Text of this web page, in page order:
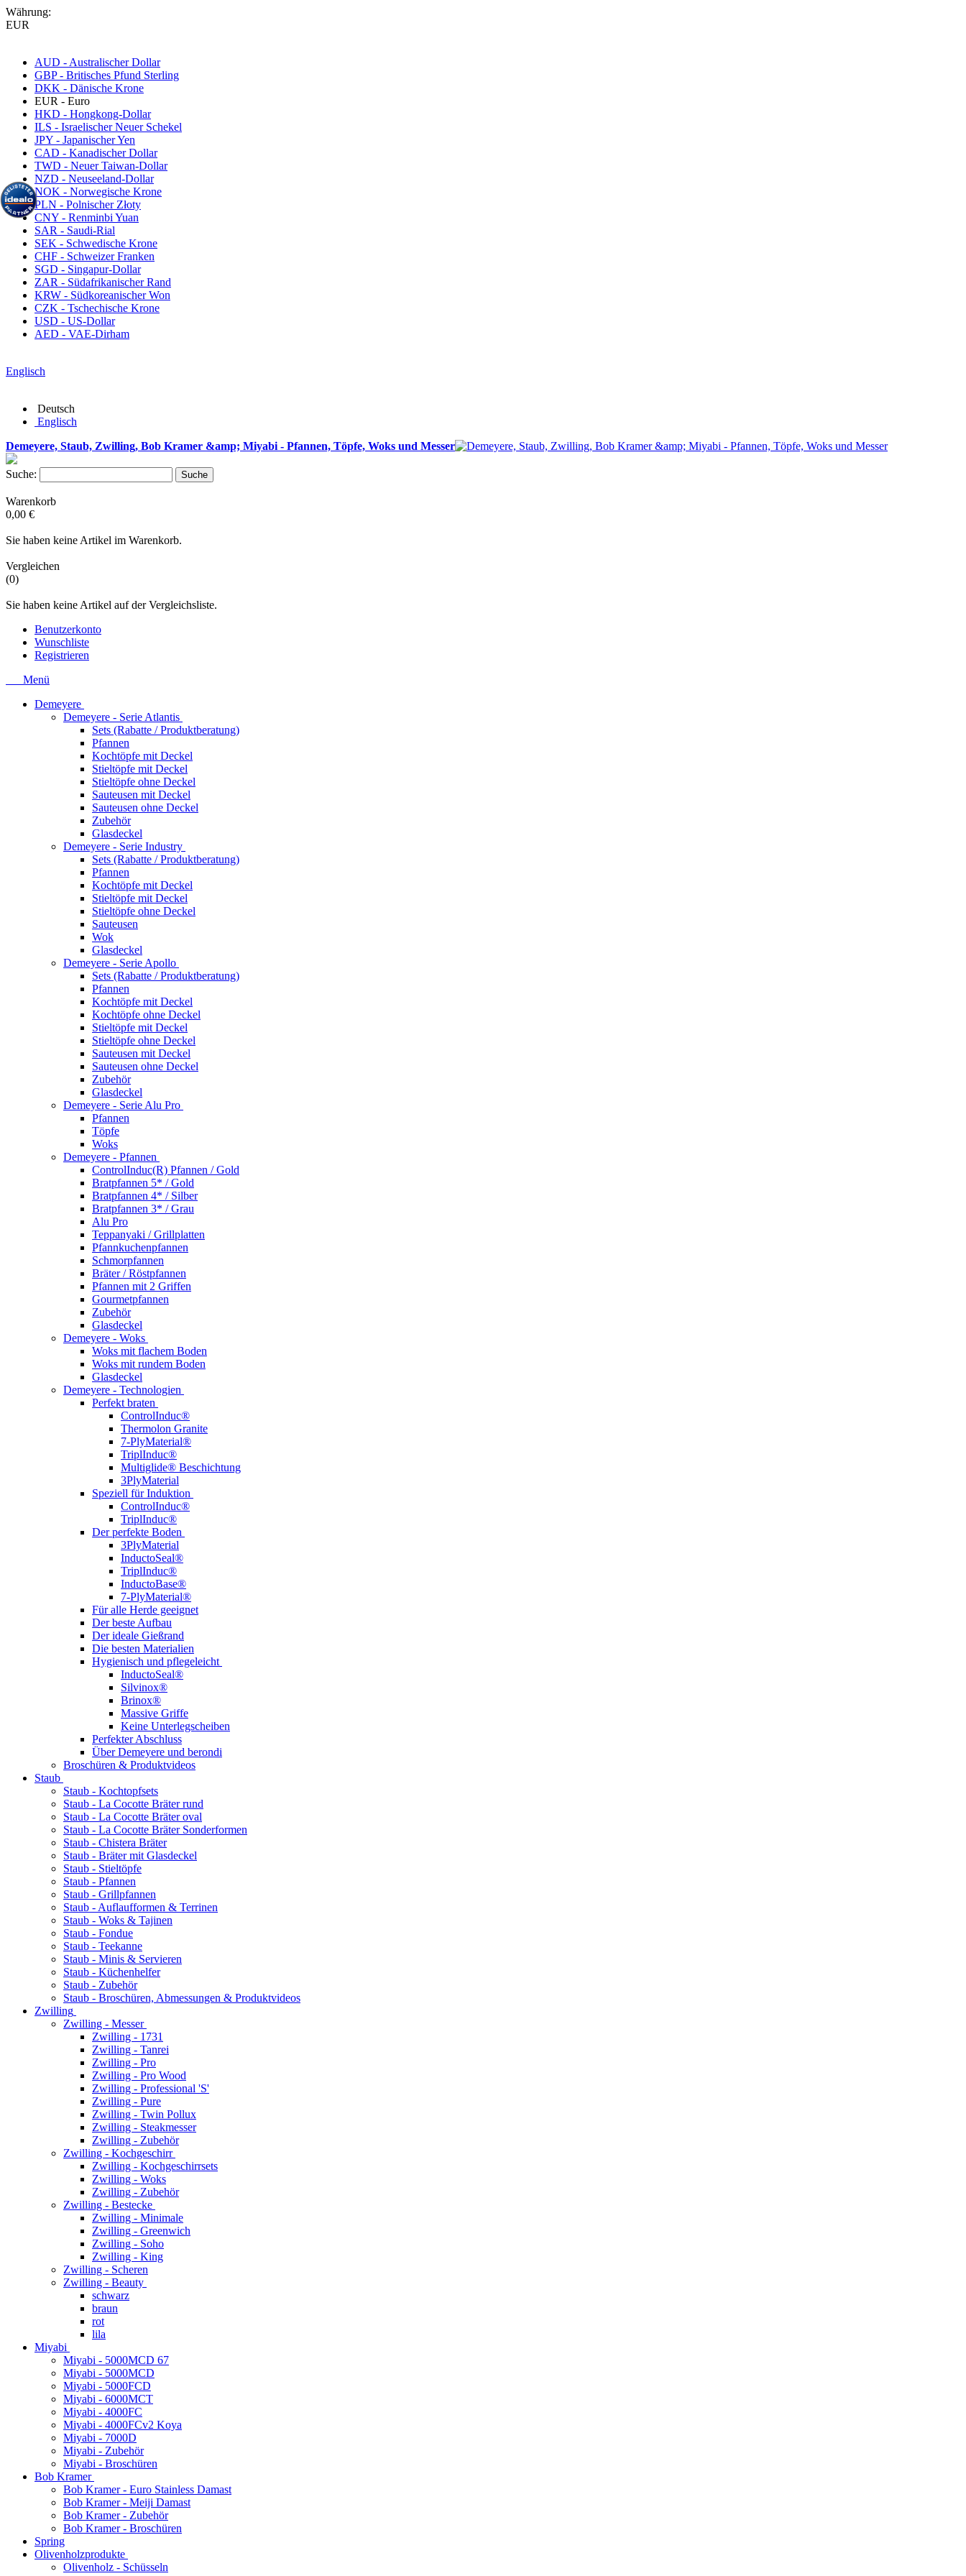
Währung:
EUR
AUD - Australischer Dollar
GBP - Britisches Pfund Sterling
DKK - Dänische Krone
EUR - Euro
HKD - Hongkong-Dollar
ILS - Israelischer Neuer Schekel
JPY - Japanischer Yen
CAD - Kanadischer Dollar
TWD - Neuer Taiwan-Dollar
NZD - Neuseeland-Dollar
NOK - Norwegische Krone
PLN - Polnischer Złoty
CNY - Renminbi Yuan
SAR - Saudi-Rial
SEK - Schwedische Krone
CHF - Schweizer Franken
SGD - Singapur-Dollar
ZAR - Südafrikanischer Rand
KRW - Südkoreanischer Won
CZK - Tschechische Krone
USD - US-Dollar
AED - VAE-Dirham
Englisch
Deutsch
Englisch
Demeyere, Staub, Zwilling, Bob Kramer &amp; Miyabi - Pfannen, Töpfe, Woks und Messer
Suche: Suche
Warenkorb
0,00 €
Sie haben keine Artikel im Warenkorb.
Vergleichen
(0)
Sie haben keine Artikel auf der Vergleichsliste.
Benutzerkonto
Wunschliste
Registrieren
Menü
Demeyere
Demeyere - Serie Atlantis
Sets (Rabatte / Produktberatung)
Pfannen
Kochtöpfe mit Deckel
Stieltöpfe mit Deckel
Stieltöpfe ohne Deckel
Sauteusen mit Deckel
Sauteusen ohne Deckel
Zubehör
Glasdeckel
Demeyere - Serie Industry
Sets (Rabatte / Produktberatung)
Pfannen
Kochtöpfe mit Deckel
Stieltöpfe mit Deckel
Stieltöpfe ohne Deckel
Sauteusen
Wok
Glasdeckel
Demeyere - Serie Apollo
Sets (Rabatte / Produktberatung)
Pfannen
Kochtöpfe mit Deckel
Kochtöpfe ohne Deckel
Stieltöpfe mit Deckel
Stieltöpfe ohne Deckel
Sauteusen mit Deckel
Sauteusen ohne Deckel
Zubehör
Glasdeckel
Demeyere - Serie Alu Pro
Pfannen
Töpfe
Woks
Demeyere - Pfannen
ControlInduc(R) Pfannen / Gold
Bratpfannen 5* / Gold
Bratpfannen 4* / Silber
Bratpfannen 3* / Grau
Alu Pro
Teppanyaki / Grillplatten
Pfannkuchenpfannen
Schmorpfannen
Bräter / Röstpfannen
Pfannen mit 2 Griffen
Gourmetpfannen
Zubehör
Glasdeckel
Demeyere - Woks
Woks mit flachem Boden
Woks mit rundem Boden
Glasdeckel
Demeyere - Technologien
Perfekt braten
ControlInduc®
Thermolon Granite
7-PlyMaterial®
TriplInduc®
Multiglide® Beschichtung
3PlyMaterial
Speziell für Induktion
ControlInduc®
TriplInduc®
Der perfekte Boden
3PlyMaterial
InductoSeal®
TriplInduc®
InductoBase®
7-PlyMaterial®
Für alle Herde geeignet
Der beste Aufbau
Der ideale Gießrand
Die besten Materialien
Hygienisch und pflegeleicht
InductoSeal®
Silvinox®
Brinox®
Massive Griffe
Keine Unterlegscheiben
Perfekter Abschluss
Über Demeyere und berondi
Broschüren & Produktvideos
Staub
Staub - Kochtopfsets
Staub - La Cocotte Bräter rund
Staub - La Cocotte Bräter oval
Staub - La Cocotte Bräter Sonderformen
Staub - Chistera Bräter
Staub - Bräter mit Glasdeckel
Staub - Stieltöpfe
Staub - Pfannen
Staub - Grillpfannen
Staub - Auflaufformen & Terrinen
Staub - Woks & Tajinen
Staub - Fondue
Staub - Teekanne
Staub - Minis & Servieren
Staub - Küchenhelfer
Staub - Zubehör
Staub - Broschüren, Abmessungen & Produktvideos
Zwilling
Zwilling - Messer
Zwilling - 1731
Zwilling - Tanrei
Zwilling - Pro
Zwilling - Pro Wood
Zwilling - Professional 'S'
Zwilling - Pure
Zwilling - Twin Pollux
Zwilling - Steakmesser
Zwilling - Zubehör
Zwilling - Kochgeschirr
Zwilling - Kochgeschirrsets
Zwilling - Woks
Zwilling - Zubehör
Zwilling - Bestecke
Zwilling - Minimale
Zwilling - Greenwich
Zwilling - Soho
Zwilling - King
Zwilling - Scheren
Zwilling - Beauty
schwarz
braun
rot
lila
Miyabi
Miyabi - 5000MCD 67
Miyabi - 5000MCD
Miyabi - 5000FCD
Miyabi - 6000MCT
Miyabi - 4000FC
Miyabi - 4000FCv2 Koya
Miyabi - 7000D
Miyabi - Zubehör
Miyabi - Broschüren
Bob Kramer
Bob Kramer - Euro Stainless Damast
Bob Kramer - Meiji Damast
Bob Kramer - Zubehör
Bob Kramer - Broschüren
Spring
Olivenholzprodukte
Olivenholz - Schüsseln